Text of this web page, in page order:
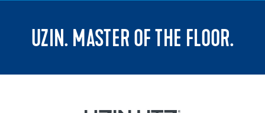
UZIN. MASTER OF THE FLOOR.